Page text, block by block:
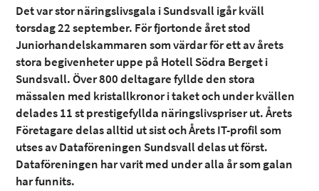
Det var stor näringslivsgala i Sundsvall igår kväll
torsdag 22 september. För fjortonde året stod
Juniorhandelskammaren som värdar för ett av årets
stora begivenheter uppe på Hotell Södra Berget i
Sundsvall. Över 800 deltagare fyllde den stora
mässalen med kristallkronor i taket och under kvällen
delades 11 st prestigefyllda näringslivspriser ut. Årets
Företagare delas alltid ut sist och Årets IT-profil som
utses av Dataföreningen Sundsvall delas ut först.
Dataföreningen har varit med under alla år som galan
har funnits.